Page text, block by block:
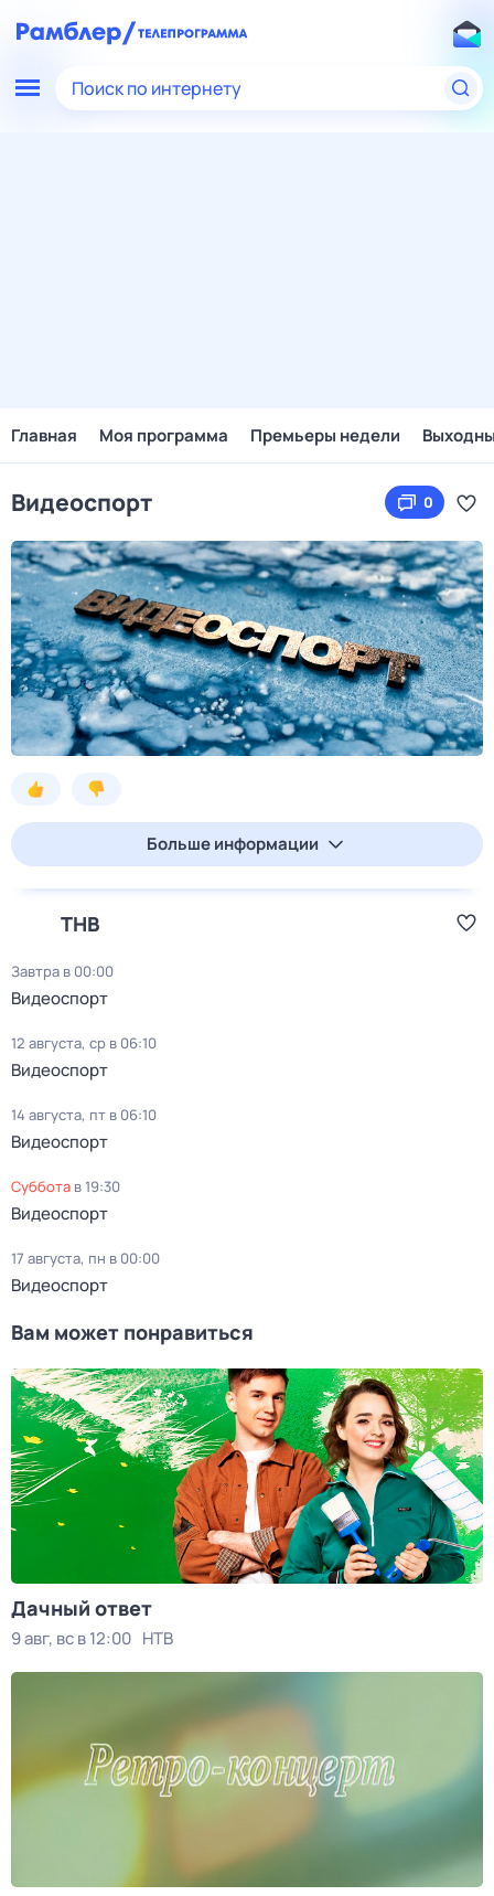
Поиск по интернету
Главная Моя программа Премьеры недели
Видеоспорт 0
Больше информации
ТНВ
Завтра в 00:00
Видеоспорт
12 августа, ср в 06:10
Видеоспорт
14 августа, пт в 06:10
Видеоспорт
суббота в19:30
Видеоспорт
17 августа, пн в 00:00
Видеоспорт
Вам может понравиться
Дачный ответ
9 авг, вс в 12:00 НТВ